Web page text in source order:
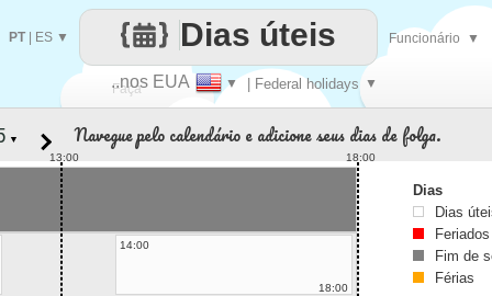
Faça
..nos EUA ▼ | Federal holidays ▼
Dias úteis
PT| ES ▼ Funcionário ▼
▼ Navegue pelo calendário e adicione seus dias de folga.
13:00 18:00
14:00
18:00
Dias
Dias
Feriados
Fim de
Férias